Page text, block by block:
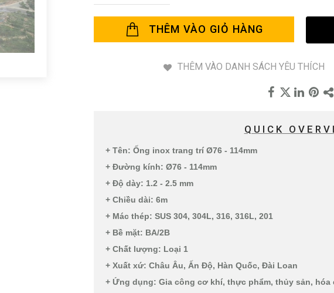
THÊM VÀO GIỎ HÀNG
THÊM VÀO DANH SÁCH YÊU THÍCH
QUICK
+ Tên: Ống inox trang trí Ø76 - 114mm
+ Đường kính: Ø76 - 114mm
+ Độ dày: 1.2 - 2.5 mm
+ Chiều dài: 6m
+ Mác thép: SUS 304, 304L, 316, 316L, 201
+ Bề mặt: BA/2B
+ Chất lượng: Loại 1
+ Xuất xứ: Châu Âu, Ấn Độ, Hàn Quốc, Đài Loan
+ Ứng dụng: Gia công cơ khí, thực phẩm, thủy sản, hóa